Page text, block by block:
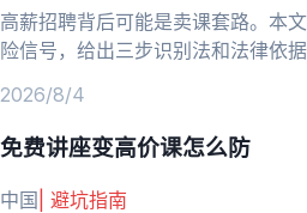
高薪招聘背后可能是卖课套路。本
险信号，给出三步识别法和法律依
2026/8/4
免费讲座变高价课怎么防
中国 避坑指南